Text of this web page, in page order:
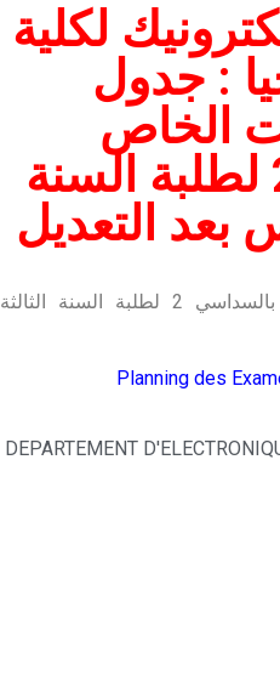
لكلية
: جدول
الخاص
بالسداسي 2 لطلبة السنة
بعد التعديل
إليكم جدول الإمتحانات الخاص بالسداسي 2 لطلبة السنة الثالثة
Planning des
DEPARTEMENT